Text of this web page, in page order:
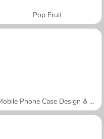
Pop Fruit
Mobile Phone Case Design & DIY